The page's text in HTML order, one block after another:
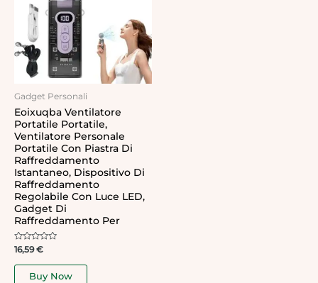
Gadget Personali
Eoixuqba Ventilatore
Portatile Portatile,
Ventilatore Personale
Portatile Con Piastra Di
Raffreddamento
Istantaneo, Dispositivo Di
Raffreddamento
Regolabile Con Luce LED,
Gadget Di
Raffreddamento Per
Rated
out
16,59€
Buy Now